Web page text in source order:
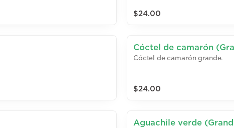
$24.00
Cóctel de camarón
Cóctel de camarón grande.
$24.00
Aguachile verde